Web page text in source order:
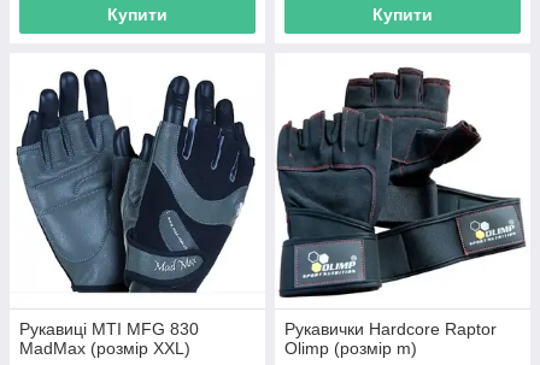
Купити Купити
Рукавиці MTI MFG 830
MadMax (розмір XXL)
Рукавички Hardcore Raptor
Olimp (розмір m)